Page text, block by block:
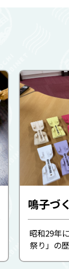
昭和29年
祭り」の